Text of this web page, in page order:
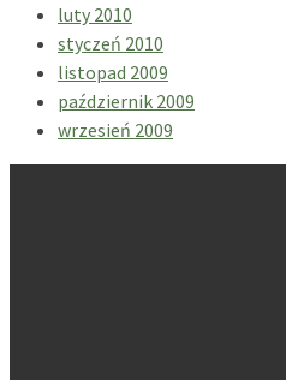
luty 2010
styczeń 2010
listopad 2009
październik 2009
wrzesień 2009